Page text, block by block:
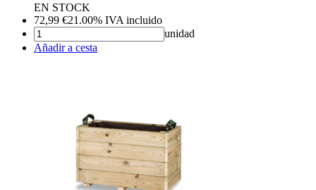
EN STOCK
72,99 €21.00% IVA incluido
unidad
Añadir a cesta